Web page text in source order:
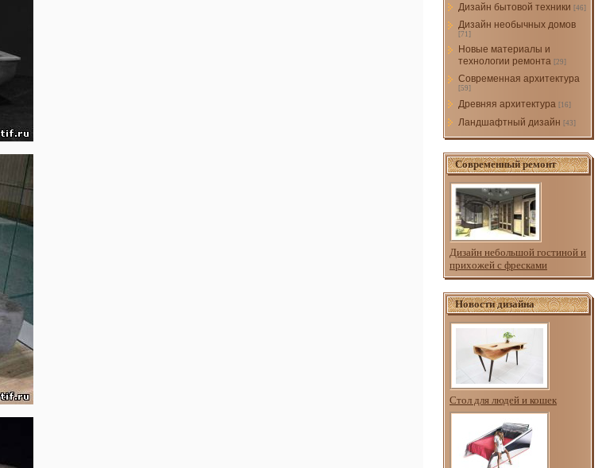
Дизайн бытовой техники [46]
Дизайн необычных домов
[71]
Новые материалы и
технологии ремонта [29]
Современная архитектура
[59]
Древняя архитектура [16]
Ландшафтный дизайн [43]
Современный ремонт
Дизайн небольшой гостиной и
прихожей с фресками
Новости дизайна
Стол для людей и кошек